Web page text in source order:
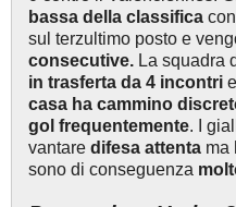
bassa della classifica
sul terzultimo posto e
consecutive. La squadra
in trasferta da 4 incontri
casa ha cammino
gol frequentemente. I
vantare difesa attenta ma
sono di conseguenza